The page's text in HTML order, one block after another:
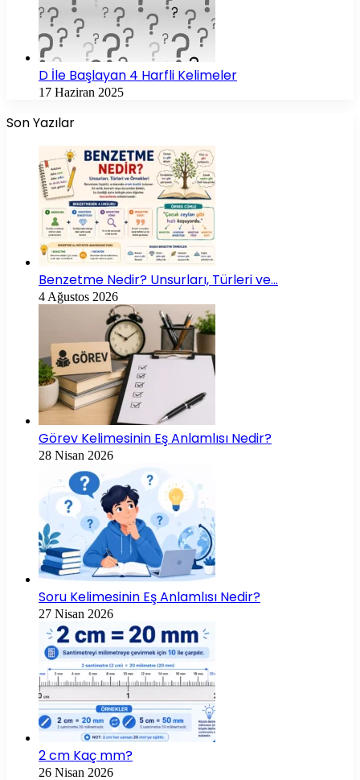
D İle Başlayan 4 Harfli Kelimeler
17 Haziran 2025
Son Yazılar
Benzetme Nedir? Unsurları, Türleri ve…
4 Ağustos 2026
Görev Kelimesinin Eş Anlamlısı Nedir?
28 Nisan 2026
Soru Kelimesinin Eş Anlamlısı Nedir?
27 Nisan 2026
2 cm Kaç mm?
26 Nisan 2026